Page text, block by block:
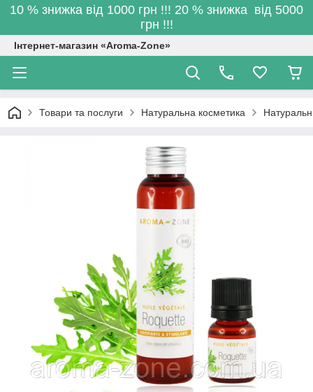
10 % знижка від 1000 грн !!! 20 % знижка від 5000
грн !!!
Інтернет-магазин «Aroma-Zone»
Товари та послуги Натуральна косметика